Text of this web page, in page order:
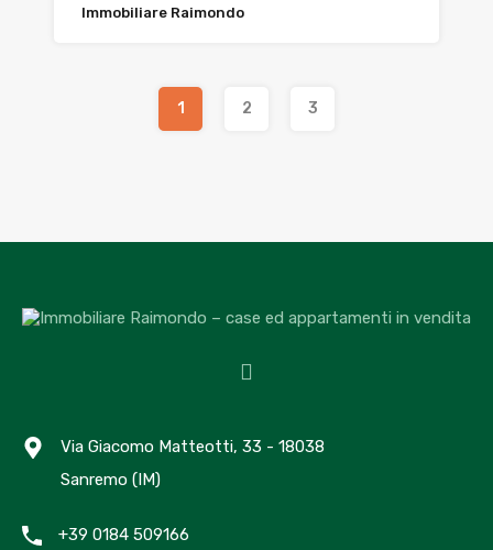
Immobiliare Raimondo
1 2 3
Via Giacomo Matteotti, 33 - 18038
Sanremo (IM)
+39 0184 509166